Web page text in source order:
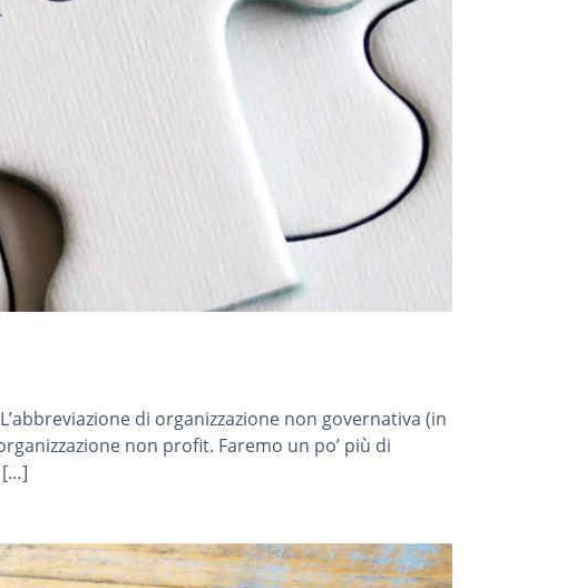
di organizzazione non governativa (in
non profit. Faremo un po’ più di
[…]